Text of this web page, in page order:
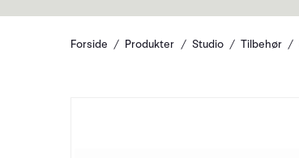
Forside Produkter Studio Tilbehør